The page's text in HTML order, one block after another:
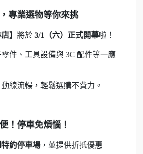
專業選物等你來挑
】 將於 3/1（六） 正式開幕啦！
件、工具設備與 3C 配件等一應
線流暢，輕鬆選購不費力。
！停車免煩惱！
特約停車場 ，並提供折抵優惠